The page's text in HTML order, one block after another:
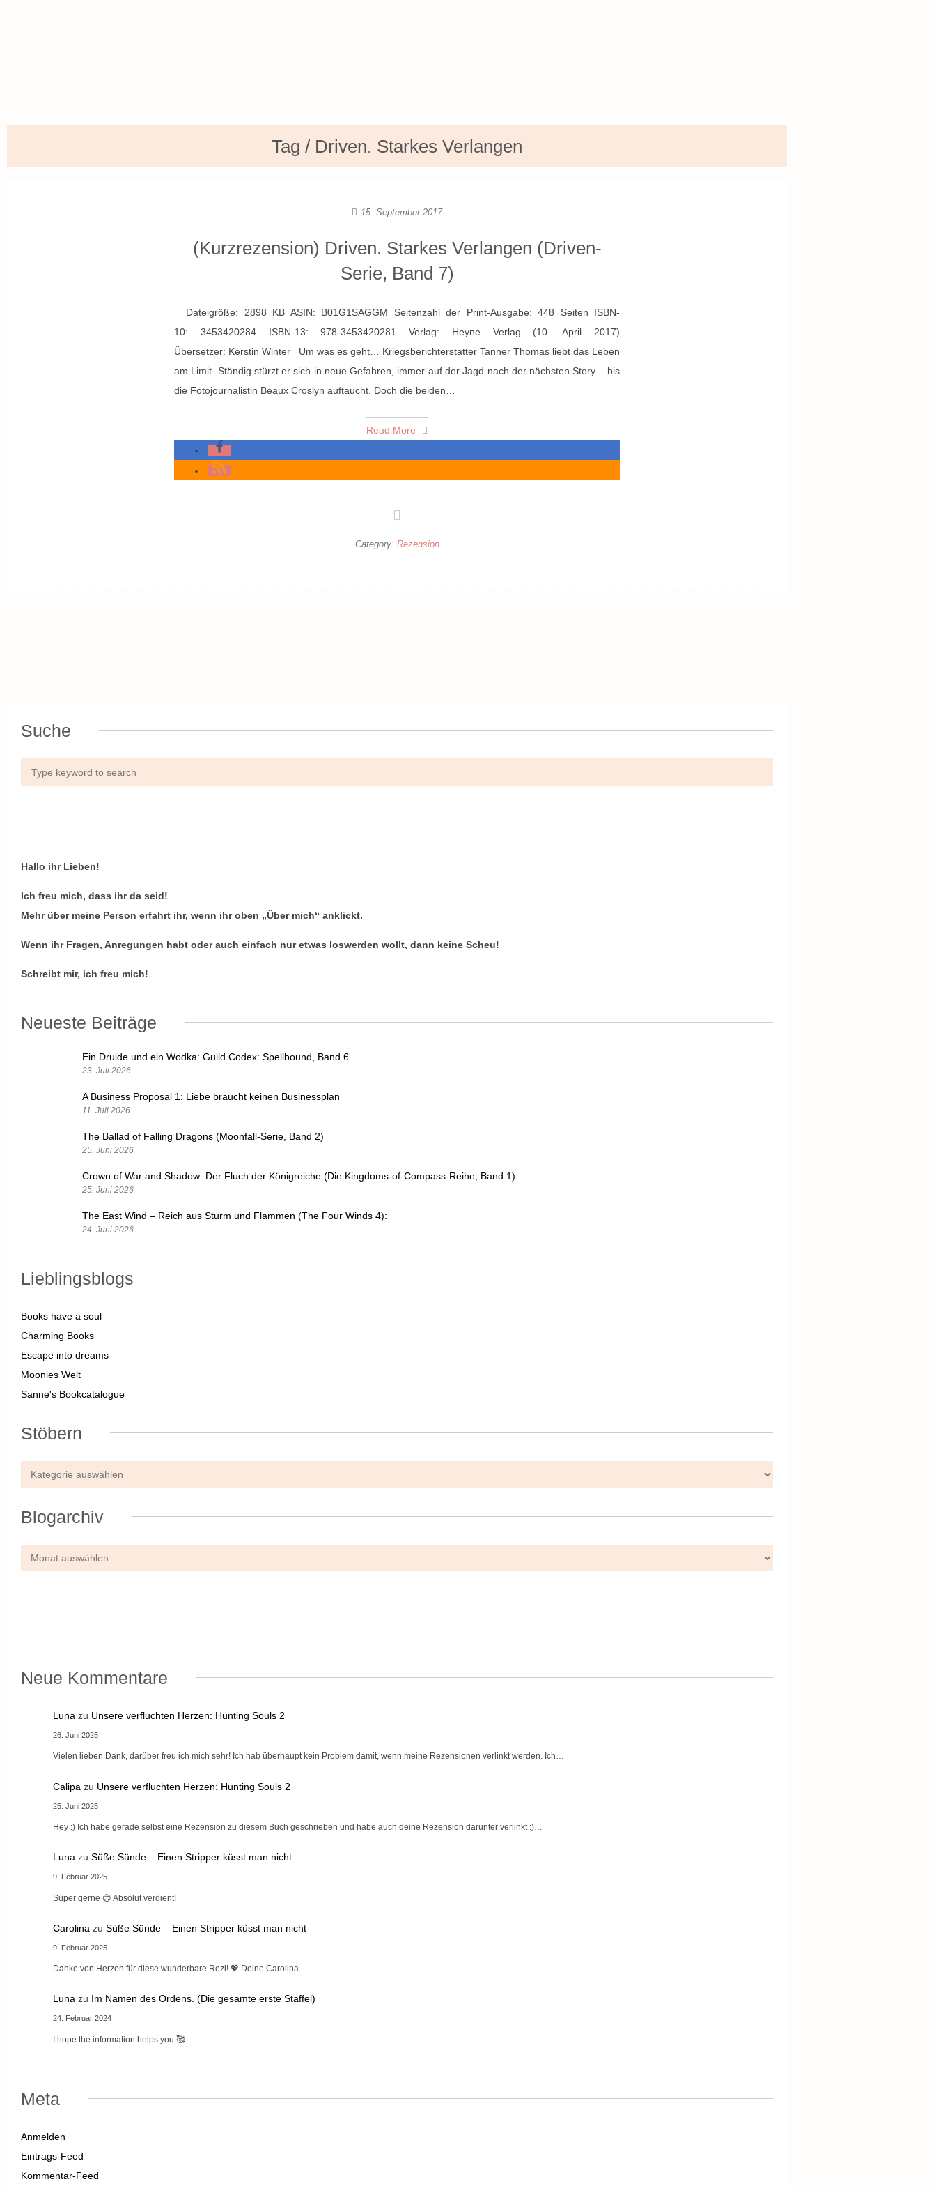
Tag / Driven. Starkes Verlangen
15. September 2017
(Kurzrezension) Driven. Starkes Verlangen (Driven-
Serie, Band 7)
Dateigröße: 2898 KB ASIN: B01G1SAGGM Seitenzahl der Print-Ausgabe: 448 Seiten ISBN-
10: 3453420284 ISBN-13: 978-3453420281 Verlag: Heyne Verlag (10. April 2017)
Übersetzer: Kerstin Winter Um was es geht… Kriegsberichterstatter Tanner Thomas liebt das Leben
am Limit. Ständig stürzt er sich in neue Gefahren, immer auf der Jagd nach der nächsten Story – bis
die Fotojournalistin Beaux Croslyn auftaucht. Doch die beiden…
Read More
Category: Rezension
Suche
Hallo ihr Lieben!
Ich freu mich, dass ihr da seid!
Mehr über meine Person erfahrt ihr, wenn ihr oben „Über mich“ anklickt.
Wenn ihr Fragen, Anregungen habt oder auch einfach nur etwas loswerden wollt, dann keine Scheu!
Schreibt mir, ich freu mich!
Neueste Beiträge
Ein Druide und ein Wodka: Guild Codex: Spellbound, Band 6
23. Juli 2026
A Business Proposal 1: Liebe braucht keinen Businessplan
11. Juli 2026
The Ballad of Falling Dragons (Moonfall-Serie, Band 2)
25. Juni 2026
Crown of War and Shadow: Der Fluch der Königreiche (Die Kingdoms-of-Compass-Reihe, Band 1)
25. Juni 2026
The East Wind – Reich aus Sturm und Flammen (The Four Winds 4):
24. Juni 2026
Lieblingsblogs
Books have a soul
Charming Books
Escape into dreams
Moonies Welt
Sanne's Bookcatalogue
Stöbern
Blogarchiv
Neue Kommentare
Luna zu Unsere verfluchten Herzen: Hunting Souls 2
26. Juni 2025
Vielen lieben Dank, darüber freu ich mich sehr! Ich hab überhaupt kein Problem damit, wenn meine Rezensionen verlinkt werden. Ich…
Calipa zu Unsere verfluchten Herzen: Hunting Souls 2
25. Juni 2025
Hey :) Ich habe gerade selbst eine Rezension zu diesem Buch geschrieben und habe auch deine Rezension darunter verlinkt :)…
Luna zu Süße Sünde – Einen Stripper küsst man nicht
9. Februar 2025
Super gerne 😊 Absolut verdient!
Carolina zu Süße Sünde – Einen Stripper küsst man nicht
9. Februar 2025
Danke von Herzen für diese wunderbare Rezi! 💖 Deine Carolina
Luna zu Im Namen des Ordens. (Die gesamte erste Staffel)
24. Februar 2024
I hope the information helps you.🥰
Meta
Anmelden
Eintrags-Feed
Kommentar-Feed